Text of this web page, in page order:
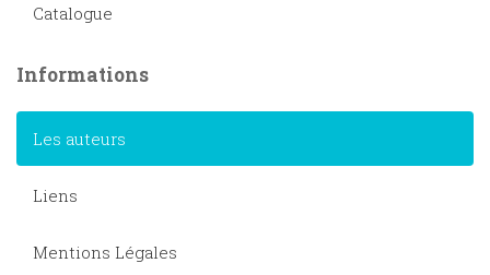
Catalogue
Informations
Les auteurs
Liens
Mentions Légales